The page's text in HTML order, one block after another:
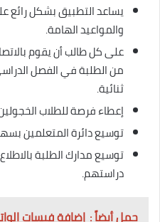
يساعد التطبيق بشكل رائع
والمواعيد الهامة.
على كل طالب أن يقوم
من الطلبة في الفصل
ثنائية.
إعطاء فرصة للطلاب
توسيع دائرة المتعلمين
توسيع مدارك الطلبة
دراستهم.
حمل أيضاً : إضافة فيسات